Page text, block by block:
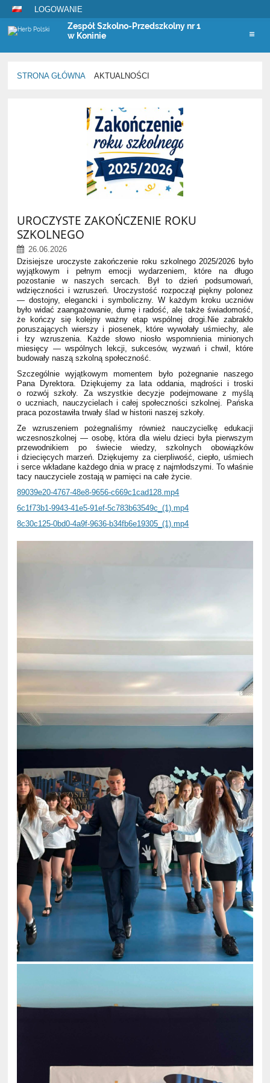
LOGOWANIE
Zespół Szkolno-Przedszkolny nr 1
w Koninie
STRONA GŁÓWNA AKTUALNOŚCI
UROCZYSTE ZAKOŃCZENIE ROKU
SZKOLNEGO
26.06.2026
Dzisiejsze uroczyste zakończenie roku szkolnego 2025/2026 było
wyjątkowym i pełnym emocji wydarzeniem, które na długo
pozostanie w naszych sercach. Był to dzień podsumowań,
wdzięczności i wzruszeń. Uroczystość rozpoczął piękny polonez
— dostojny, elegancki i symboliczny. W każdym kroku uczniów
było widać zaangażowanie, dumę i radość, ale także świadomość,
że kończy się kolejny ważny etap wspólnej drogi. Nie zabrakło
poruszających wierszy i piosenek, które wywołały uśmiechy, ale
i łzy wzruszenia. Każde słowo niosło wspomnienia minionych
miesięcy — wspólnych lekcji, sukcesów, wyzwań i chwil, które
budowały naszą szkolną społeczność.
Szczególnie wyjątkowym momentem było pożegnanie naszego
Pana Dyrektora. Dziękujemy za lata oddania, mądrości i troski
o rozwój szkoły. Za wszystkie decyzje podejmowane z myślą
o uczniach, nauczycielach i całej społeczności szkolnej. Pańska
praca pozostawiła trwały ślad w historii naszej szkoły.
Ze wzruszeniem pożegnaliśmy również nauczycielkę edukacji
wczesnoszkolnej — osobę, która dla wielu dzieci była pierwszym
przewodnikiem po świecie wiedzy, szkolnych obowiązków
i dziecięcych marzeń. Dziękujemy za cierpliwość, ciepło, uśmiech
i serce wkładane każdego dnia w pracę z najmłodszymi. To właśnie
tacy nauczyciele zostają w pamięci na całe życie.
89039e20-4767-48e8-9656-c669c1cad128.mp4
6c1f73b1-9943-41e5-91ef-5c783b63549c_(1).mp4
8c30c125-0bd0-4a9f-9636-b34fb6e19305_(1).mp4